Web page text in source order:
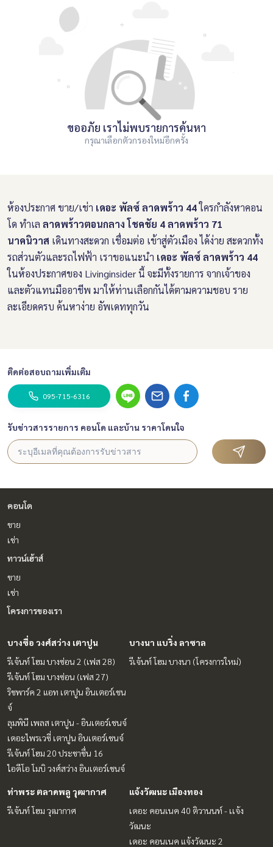
ขออภัย เราไม่พบรายการค้นหา
กรุณาเลือกตัวกรองใหม่อีกครั้ง
ห้องประกาศ ขาย/เช่า เดอะ พัลซ์ ลาดพร้าว 44ใครกำลังหาคอน
โด ทำเล ลาดพร้าวตอนกลาง โชคชัย 4 ลาดพร้าว 71
นาคนิวาส เดินทางสะดวก เชื่อมต่อ เข้าสู่ตัวเมือง ได้ง่าย สะดวกทั้ง
รถส่วนตัวและรถไฟฟ้า เราขอแนะนำ เดอะ พัลซ์ ลาดพร้าว 44
ในห้องประกาศของ Livinginsider นี้ จะมีทั้งรายการ จากเจ้าของ
และตัวแทนมืออาชีพ มาให้ท่านเลือกกันได้ตามความชอบ ราย
ละเอียดครบ ค้นหาง่าย อัพเดททุกวัน
ติดต่อสอบถามเพิ่มเติม
095-715-6316
รับข่าวสารรายการ คอนโด และบ้าน ราคาโดนใจ
คอนโด
ขาย
เช่า
ทาวน์เฮ้าส์
ขาย
เช่า
โครงการของเรา
บางซื่อ วงศ์สว่าง เตาปูน
รีเจ้นท์ โฮม บางซ่อน 2 (เฟส 28)
รีเจ้นท์ โฮม บางซ่อน (เฟส 27)
ริชพาร์ค 2 แอท เตาปูน อินเตอร์เชน
จ์
ลุมพินี เพลส เตาปูน - อินเตอร์เชนจ์
เดอะไพรเวซี่ เตาปูน อินเตอร์เชนจ์
รีเจ้นท์ โฮม 20 ประชาชื่น 16
ไอดีโอ โมบิ วงศ์สว่าง อินเตอร์เชนจ์
บางนา แบริ่ง ลาซาล
รีเจ้นท์ โฮม บางนา (โครงการใหม่)
ท่าพระ ตลาดพลู วุฒากาศ
รีเจ้นท์ โฮม วุฒากาศ
แจ้งวัฒนะ เมืองทอง
เดอะ คอนเนค 40 ติวานนท์ - เเจ้ง
วัฒนะ
เดอะ คอนเนค แจ้งวัฒนะ 2